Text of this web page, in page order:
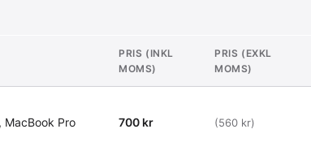
PRIS (INKL
MOMS)
PRIS (EXKL
MOMS)
MacBook Pro
700 kr (560 kr)